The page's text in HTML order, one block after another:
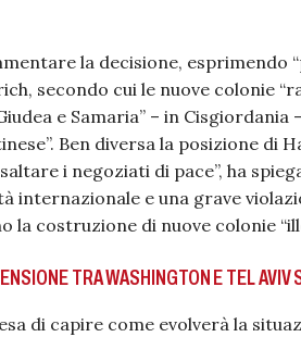
la decisione, esprimendo
secondo cui le nuove colonie
e Samaria” – in
Ben diversa la posizione di
i negoziati di pace”, ha
internazionale e una grave
la costruzione di nuove colonie
TRA WASHINGTON E TEL
di capire come evolverà la